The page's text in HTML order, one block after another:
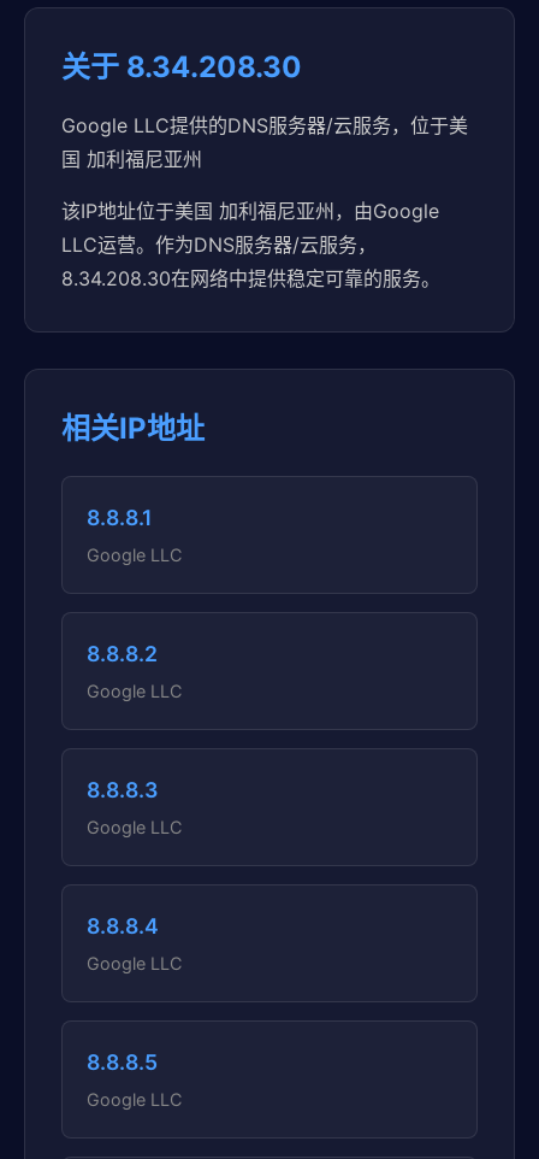
关于 8.34.208.30
Google LLC提供的DNS服务器/云服务，位于美
国 加利福尼亚州
该IP地址位于美国 加利福尼亚州，由Google
LLC运营。作为DNS服务器/云服务，
8.34.208.30在网络中提供稳定可靠的服务。
相关IP地址
8.8.8.1
Google LLC
8.8.8.2
Google LLC
8.8.8.3
Google LLC
8.8.8.4
Google LLC
8.8.8.5
Google LLC